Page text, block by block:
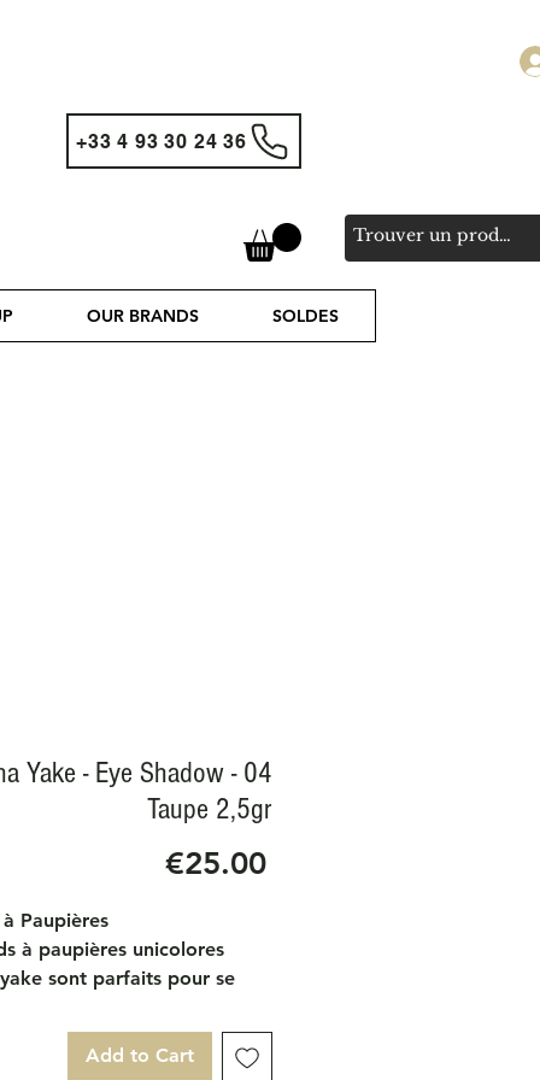
+33 4 93 30 24 36
OUR BRANDS SOLDES
Yake - Eye Shadow - 04
Taupe 2,5gr
€25.00Price
Paupières
à paupières unicolores
sont parfaits pour se
la possibilité de créer un
créatif pour les yeux. La
Add to Cart